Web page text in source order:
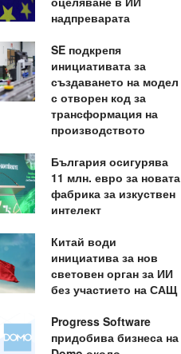
надпреварата
SE подкрепя
инициативата за
създаването на модел
с отворен код за
трансформация на
производството
България осигурява
11 млн. евро за новата
фабрика за изкуствен
интелект
Китай води
инициатива за нов
световен орган за ИИ
без участието на САЩ
Progress Software
придобива бизнеса на